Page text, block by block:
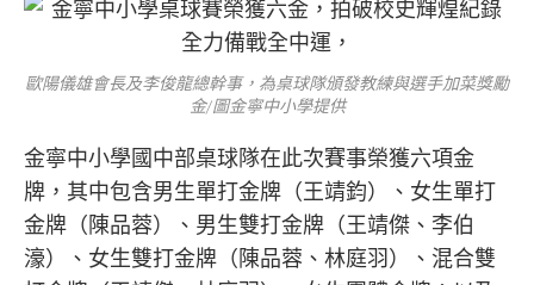
歐陽儀雄會長及李俊龍總幹事，為桌球隊頒發教練與選手加菜獎勵
金/圖金寧中小學提供
金寧中小學國中部桌球隊在此次賽事榮獲六項金
牌，其中包含男生單打金牌（王靖鈞）、女生單打
金牌（陳品蓉）、男生雙打金牌（王靖傑、李伯
濠）、女生雙打金牌（陳品蓉、林庭羽）、混合雙